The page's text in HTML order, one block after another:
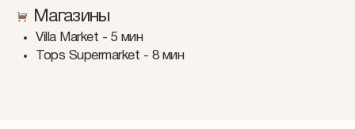
Магазины
Villa Market - 5 мин
Tops Supermarket - 8 мин